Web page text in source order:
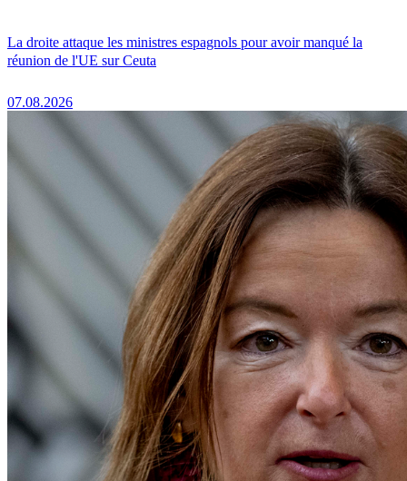
La droite attaque les ministres espagnols pour avoir manqué la
réunion de l'UE sur Ceuta
07.08.2026